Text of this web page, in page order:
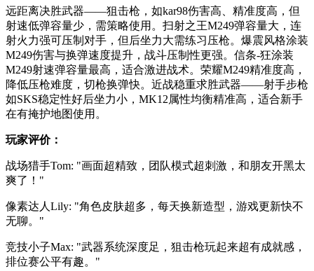
远距离决胜武器——狙击枪，如kar98伤害高、精准度高，但
射速低弹容量少，需策略使用。扫射之王M249弹容量大，连
射火力强可压制对手，但后坐力大需练习压枪。爆震风格涂装
M249伤害与换弹速度提升，战斗压制性更强。信条-狂涂装
M249射速弹容量最高，适合激进战术。荣耀M249精准度高，
降低压枪难度，切枪换弹快。近战稳重求胜武器——射手步枪
如SKS稳定性好后坐力小，MK12属性均衡精准高，适合新手
在有掩护地图使用。
玩家评价：
战场猎手Tom: "画面超精致，团队模式超刺激，和朋友开黑太
爽了！"
像素达人Lily: "角色皮肤超多，每天换新造型，游戏更新快不
无聊。"
竞技小子Max: "武器系统深度足，狙击枪玩起来超有成就感，
排位赛公平有趣。"